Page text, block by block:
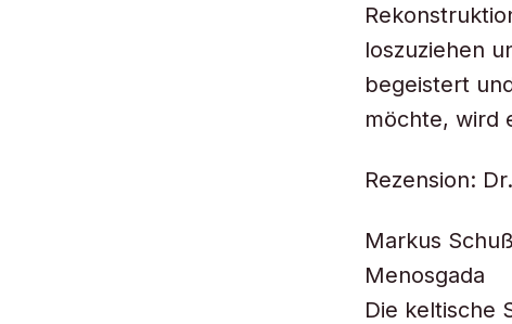
loszuziehen
begeistert
möchte, wird
Rezension:
Markus
Menosgada
Die keltische